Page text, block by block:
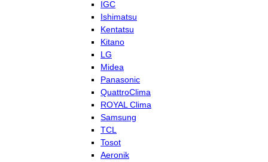
IGC
Ishimatsu
Kentatsu
Kitano
LG
Midea
Panasonic
QuattroClima
ROYAL Clima
Samsung
TCL
Tosot
Aeronik